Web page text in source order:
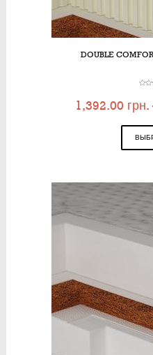
DOUBLE
1,392.00 грн.